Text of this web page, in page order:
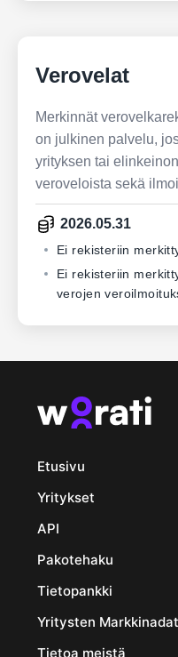
Verovelat
Merkinnät
on julkinen palvelu,
yrityksen tai
veroveloista sekä
2026.05.31
Ei rekisteriin
Ei rekisteriin
verojen
Etusivu
Yritykset
API
Pakotehaku
Tietopankki
Yritysten
Tietoa meistä